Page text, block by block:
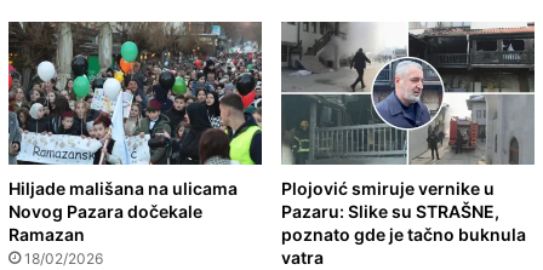
Hiljade mališana na ulicama
Novog Pazara dočekale
Ramazan
18/02/2026
Plojović smiruje vernike u
Pazaru: Slike su STRAŠNE,
poznato gde je tačno buknula
vatra